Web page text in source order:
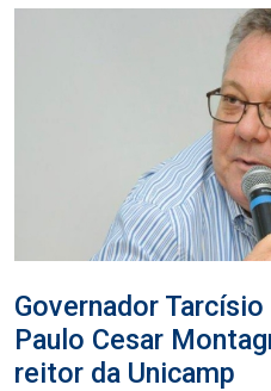
Governador
Paulo Cesar
reitor da Unicamp